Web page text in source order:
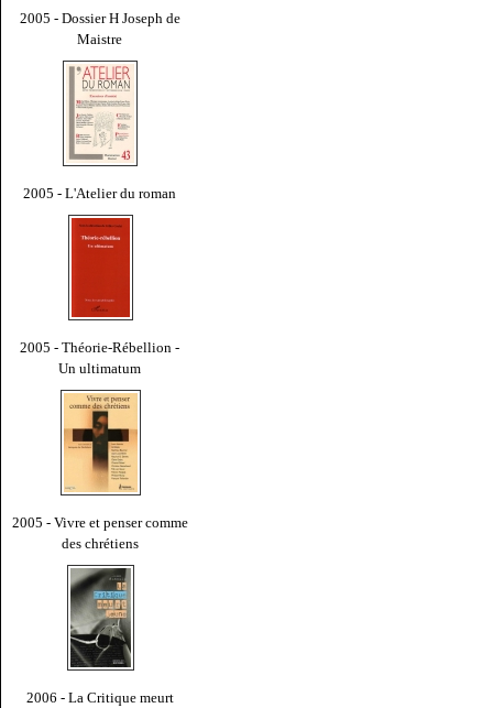
2005 - Dossier H Joseph de
Maistre
2005 - L'Atelier du roman
2005 - Théorie-Rébellion -
Un ultimatum
2005 - Vivre et penser comme
des chrétiens
2006 - La Critique meurt